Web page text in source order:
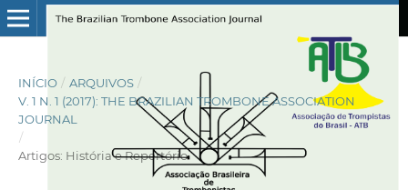
INÍCIO / ARQUIVOS /
V. 1 N. 1 (2017): THE BRAZILIAN TROMBONE ASSOCIATION
JOURNAL
/
Artigos: História e Repertório